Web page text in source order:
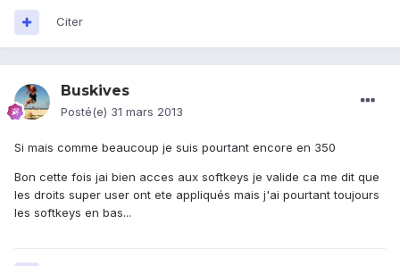
Citer
Buskives
Posté(e) 31 mars 2013
Si mais comme beaucoup je suis pourtant encore en 350
Bon cette fois jai bien acces aux softkeys je valide ca me dit que
les droits super user ont ete appliqués mais j'ai pourtant toujours
les softkeys en bas...